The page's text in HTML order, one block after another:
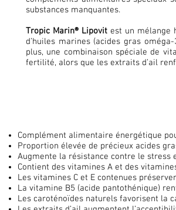
substances manquantes.
Tropic Marin® Lipovit est un mélange
d’huiles marines (acides gras
plus, une combinaison spéciale de
fertilité, alors que les extraits d’ail
Complément alimentaire énergétique
Proportion élevée de précieux acides
Augmente la résistance contre le stress
Contient des vitamines A et des
Les vitamines C et E contenues
La vitamine B5 (acide pantothénique)
Les caroténoïdes naturels favorisent la